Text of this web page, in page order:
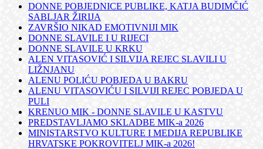
DONNE POBJEDNICE PUBLIKE, KATJA BUDIMČIĆ
SABLJAR ŽIRIJA
ZAVRŠIO NIKAD EMOTIVNIJI MIK
DONNE SLAVILE I U RIJECI
DONNE SLAVILE U KRKU
ALEN VITASOVIĆ I SILVIJA REJEC SLAVILI U
LIŽNJANU
ALENU POLIĆU POBJEDA U BAKRU
ALENU VITASOVIĆU I SILVIJI REJEC POBJEDA U
PULI
KRENUO MIK - DONNE SLAVILE U KASTVU
PREDSTAVLJAMO SKLADBE MIK-a 2026
MINISTARSTVO KULTURE I MEDIJA REPUBLIKE
HRVATSKE POKROVITELJ MIK-a 2026!